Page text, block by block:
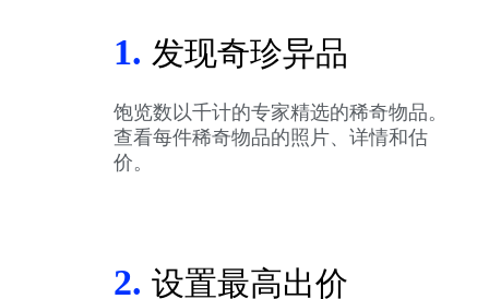
1. 发现奇珍异品
饱览数以千计的专家精选的稀奇物品。
查看每件稀奇物品的照片、详情和估
价。
2. 设置最高出价